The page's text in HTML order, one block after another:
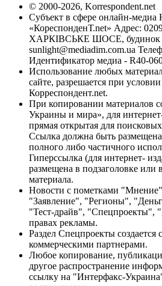
© 2000-2026, Korrespondent.net
Субъект в сфере онлайн-медиа
«КореспонденТ.net» Адрес:
ХАРКІВСЬКЕ ШОСЕ, будинок
sunlight@mediadim.com.ua
Идентификатор медиа - R40-
Использование любых
сайте, разрешается при
Корреспондент.net.
При копировании материалов
Украины и мира», для
прямая открытая для
Ссылка должна быть
полного либо частичного
Гиперссылка (для интернет-
размещена в подзаголовке или
материала.
Новости с пометками
"Заявление", "Регионы",
"Тест-драйв", "Спецпроекты",
правах рекламы.
Раздел Спецпроекты создается
коммерческими партнерами.
Любое копирование,
другое распространение
ссылку на "Интерфакс-